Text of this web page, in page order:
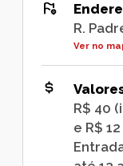
R.
Ver no
R$ 40
e R$